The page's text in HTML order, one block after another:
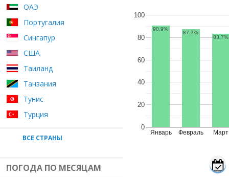
ОАЭ
Португалия
Сингапур
США
Таиланд
Танзания
Тунис
Турция
ВСЕ СТРАНЫ
ПОГОДА ПО МЕСЯЦАМ
Январь Февраль Март
0
20
40
60
80
100
90.9%
87.7%
83.7%